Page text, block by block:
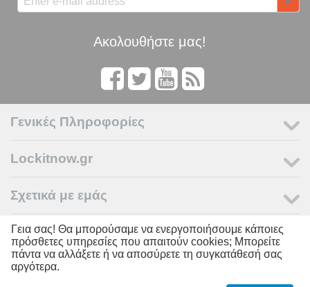
Ακολουθήστε μας!
Γενικές Πληροφορίες
Lockitnow.gr
Σχετικά με εμάς
Ο Λογαριασμός μου
© 2011 - 2026 LOCKITNOW. Powered by
Γεια σας! Θα μπορούσαμε να ενεργοποιήσουμε κάποιες
πρόσθετες υπηρεσίες που απαιτούν cookies; Μπορείτε
πάντα να αλλάξετε ή να αποσύρετε τη συγκατάθεσή σας
αργότερα.